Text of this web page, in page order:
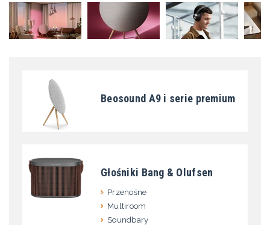
Beosound A9 i serie premium
Głośniki Bang & Olufsen
Przenośne
Multiroom
Soundbary